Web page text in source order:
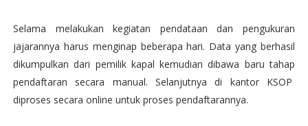
Selama melakukan kegiatan pendataan dan pengukuran
jajarannya harus menginap beberapa hari. Data yang berhasil
dikumpulkan dari pemilik kapal kemudian dibawa baru tahap
pendaftaran secara manual. Selanjutnya di kantor KSOP
diproses secara online untuk proses pendaftarannya.